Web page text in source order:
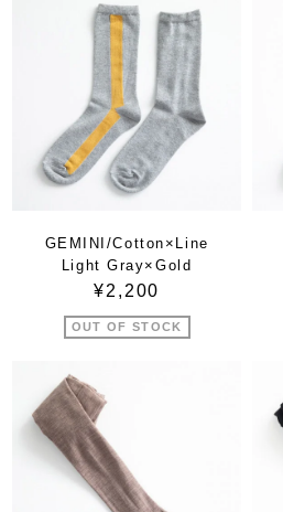
GEMINI/Cotton×Line
Light Gray×Gold
¥2,200
OUT OF STOCK